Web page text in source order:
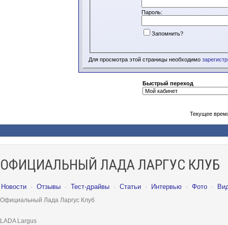
Пароль:
Запомнить?
Для просмотра этой страницы необходимо
Быстрый переход
Текущее
ОФИЦИАЛЬНЫЙ ЛАДА ЛАРГУС КЛУБ
Новости · Отзывы · Тест-драйвы · Статьи · Интервью · Фото ·
Официальный Лада Ларгус Клуб
LADA Largus